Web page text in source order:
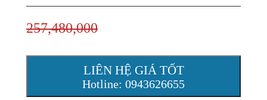
257,480,000
LIÊN HỆ GIÁ TỐT
Hotline: 0943626655